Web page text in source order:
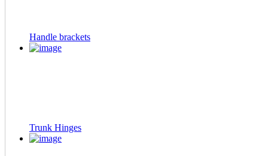
Handle brackets
Trunk Hinges